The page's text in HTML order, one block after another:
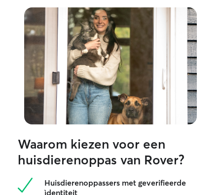
Waarom kiezen voor een
huisdierenoppas van Rover?
Huisdierenoppassers met geverifieerde
ìdentiteit